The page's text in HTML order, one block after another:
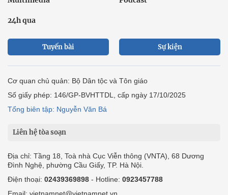
24h qua
Tuyến bài Sự kiện
Cơ quan chủ quản: Bộ Dân tộc và Tôn giáo
Số giấy phép: 146/GP-BVHTTDL, cấp ngày 17/10/2025
Tổng biên tập: Nguyễn Văn Bá
Liên hệ tòa soạn
Địa chỉ: Tầng 18, Toà nhà Cục Viễn thông (VNTA), 68 Dương
Đình Nghệ, phường Cầu Giấy, TP. Hà Nội.
Điện thoại: 02439369898 - Hotline: 0923457788
Email: vietnamnet@vietnamnet.vn